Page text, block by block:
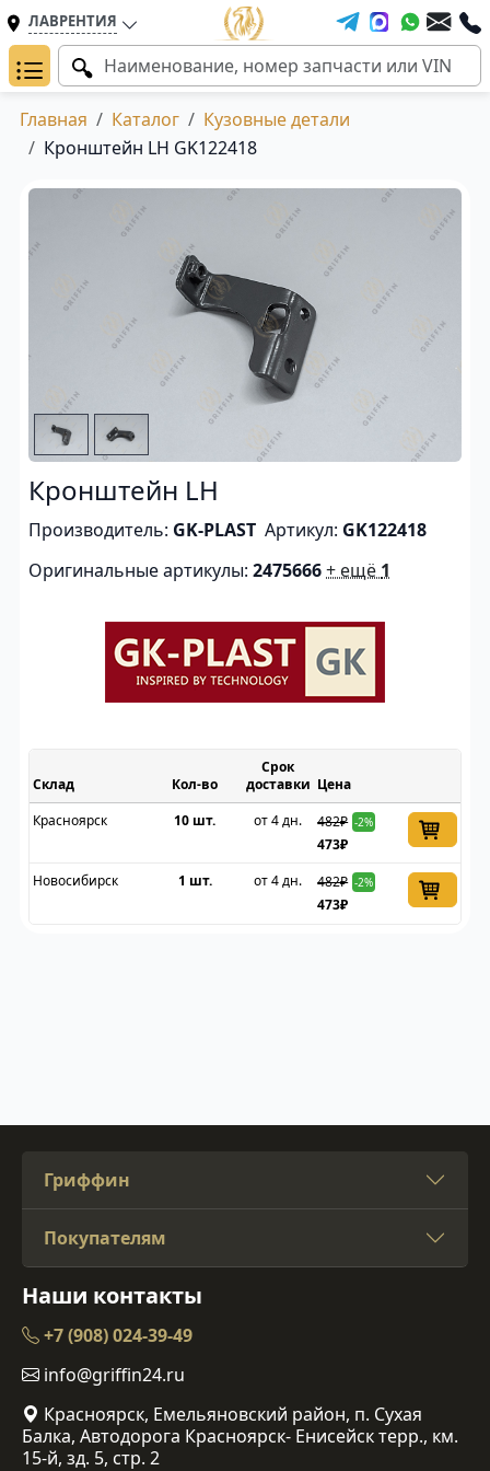
ЛАВРЕНТИЯ
Главная Каталог
Кузовные детали
Кронштейн LH GK122418
Кронштейн LH
Производитель: GK-PLAST Артикул: GK122418
Оригинальные артикулы: 2475666+ ещё 1
Склад
Срок
доставки Цена
Красноярск
10 шт. от 4 дн. 482₽ -2%
473₽
Новосибирск
1 шт. от 4 дн. 482₽ -2%
473₽
Гриффин
Покупателям
Наши контакты
+7 (908) 024-39-49
info@griffin24.ru
Красноярск, Емельяновский район, п. Сухая
Балка, Автодорога Красноярск- Енисейск терр., км.
15-й, зд. 5, стр. 2